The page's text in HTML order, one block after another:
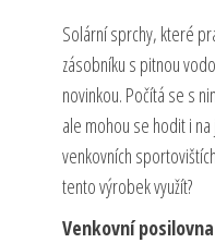
Solární sprchy, které
zásobníku s pitnou
novinkou. Počítá se s
ale mohou se hodit i
venkovních
tento výrobek využít?
Venkovní posilovna